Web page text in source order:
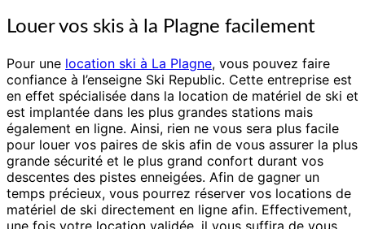
Louer vos skis à la Plagne facilement
Pour une location ski à La Plagne, vous pouvez faire
confiance à l’enseigne Ski Republic. Cette entreprise est
en effet spécialisée dans la location de matériel de ski et
est implantée dans les plus grandes stations mais
également en ligne. Ainsi, rien ne vous sera plus facile
pour louer vos paires de skis afin de vous assurer la plus
grande sécurité et le plus grand confort durant vos
descentes des pistes enneigées. Afin de gagner un
temps précieux, vous pourrez réserver vos locations de
matériel de ski directement en ligne afin. Effectivement,
une fois votre location validée, il vous suffira de vous